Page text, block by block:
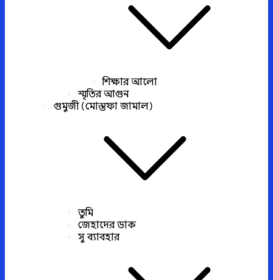
শিক্ষার আলো
স্মৃতির আগুন
গুমুজী (মোস্তফা জামাল)
তুমি
জেহাদের ডাক
সু ব্যাবহার